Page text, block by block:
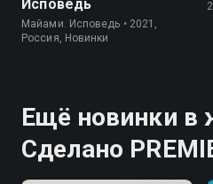
Исповедь
Майами. Исповедь • 2021,
Россия, Новинки
Ещё новинки в
Сделано